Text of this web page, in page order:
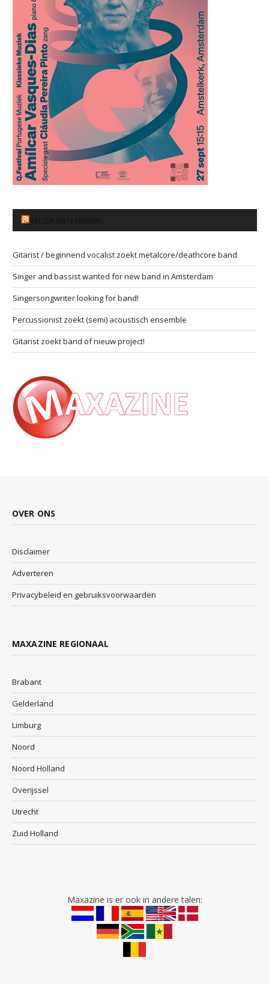
Gitarist / beginnend vocalist zoekt metalcore/deathcore band
Singer and bassist wanted for new band in Amsterdam
Singersongwriter looking for band!
Percussionist zoekt (semi) acoustisch ensemble
Gitarist zoekt band of nieuw project!
OVER ONS
Disclaimer
Adverteren
Privacybeleid en gebruiksvoorwaarden
MAXAZINE REGIONAAL
Brabant
Gelderland
Limburg
Noord
Noord Holland
Overijssel
Utrecht
Zuid Holland
Maxazine is er ook in andere talen: